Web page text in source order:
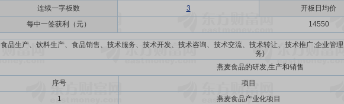
连续一字板数
3 开板日均价
每中一签获利（元）
14550
食品生产、饮料生产、食品销售、技术服务、技术开发、技术咨询、技术交流、技术转让、技术推广;企业管
务)
燕麦食品的研发,生产和销售
序号 项目
1
燕麦食品产业化项目